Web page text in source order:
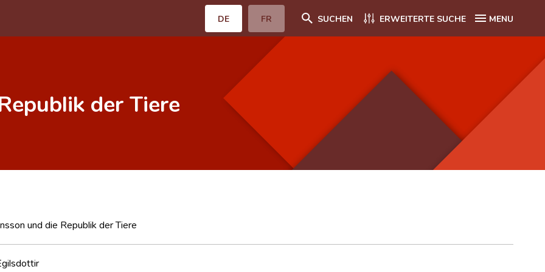
DE FR SUCHEN ERWEITERTE SUCHE MENU
der Tiere
und die Republik der Tiere